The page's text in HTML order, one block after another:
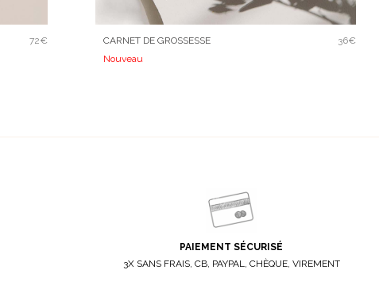
72€
CARNET DE GROSSESSE
Nouveau
36€
PAIEMENT SÉCURISÉ
3X SANS FRAIS, CB, PAYPAL, CHÈQUE, VIREMENT